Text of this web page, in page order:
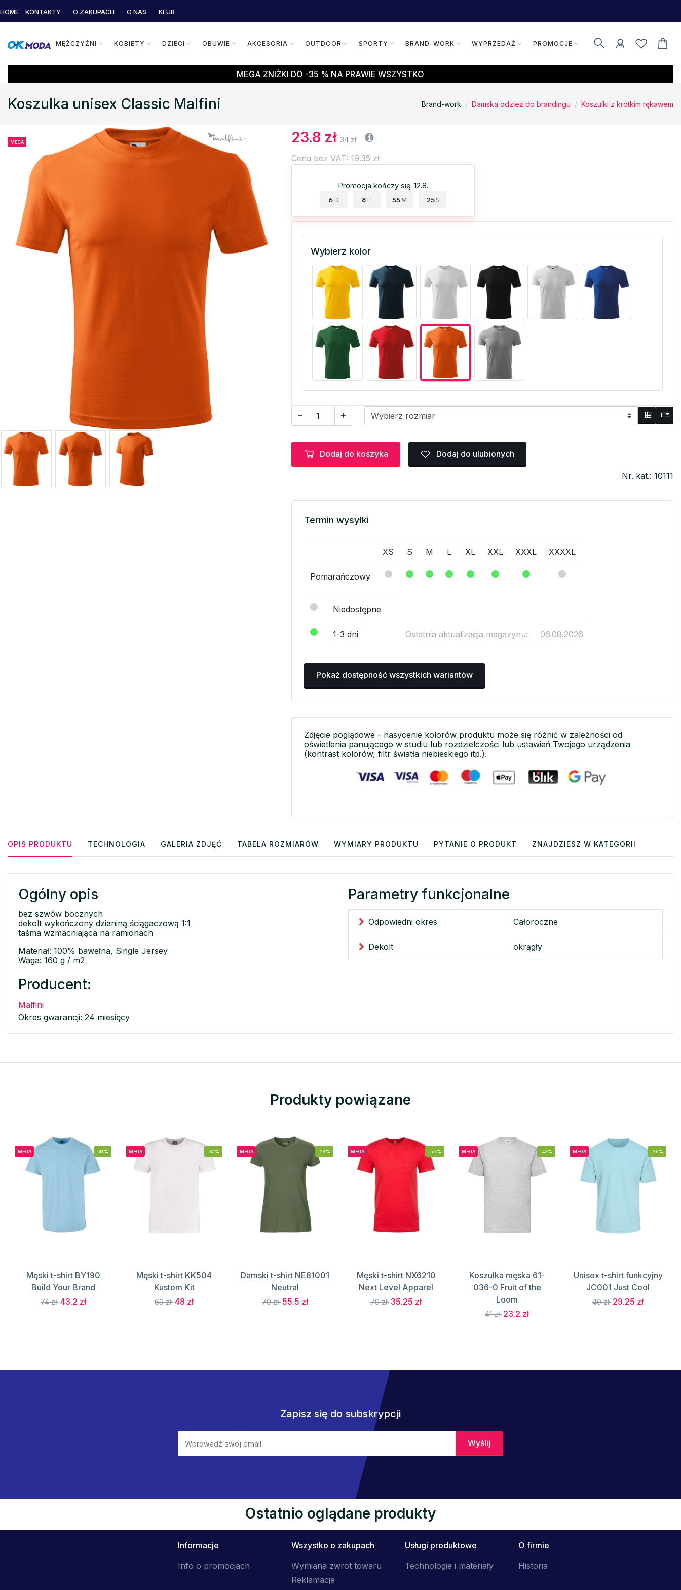
HOME KONTAKTY O ZAKUPACH O NAS KLUB
MĘŻCZYŹNI KOBIETY DZIECI OBUWIE AKCESORIA OUTDOOR SPORTY BRAND-WORK WYPRZEDAŻ PROMOCJE
MEGA ZNIŻKI DO -35 % NA PRAWIE WSZYSTKO
Koszulka unisex Classic Malfini Brand-work Damska odzież do brandingu Koszulki z krótkim rękawem
MEGA 23.8 zł 34 zł
Cena bez VAT: 19.35 zł
Promocja kończy się: 12.8.
6 D 8 H 55 M 24 S
Wybierz kolor
Dodaj do koszyka Dodaj do ulubionych
Nr. kat.: 10111
Termin wysyłki
XS S M L XL XXL XXXL XXXXL
Pomarańczowy
Niedostępne
1-3 dni Ostatnia aktualizacja magazynu: 06.08.2026
Pokaż dostępność wszystkich wariantów
Zdjęcie poglądowe - nasycenie kolorów produktu może się różnić w zależności od
oświetlenia panującego w studiu lub rozdzielczości lub ustawień Twojego urządzenia
(kontrast kolorów, filtr światła niebieskiego itp.).
OPIS PRODUKTU TECHNOLOGIA GALERIA ZDJĘĆ TABELA ROZMIARÓW WYMIARY PRODUKTU PYTANIE O PRODUKT ZNAJDZIESZ W KATEGORII
Ogólny opis
bez szwów bocznych
dekolt wykończony dzianiną ściągaczową 1:1
taśma wzmacniająca na ramionach
Materiał: 100% bawełna, Single Jersey
Waga: 160 g / m2
Producent:
Malfini
Okres gwarancji: 24 miesięcy
Parametry funkcjonalne
Odpowiedni okres Całoroczne
Dekolt okrągły
Produkty powiązane
MEGA -41%
Męski t-shirt BY190
Build Your Brand
74 zł 43.2 zł
MEGA -30%
Męski t-shirt KK504
Kustom Kit
69 zł48 zł
MEGA -29%
Damski t-shirt NE81001
Neutral
79 zł 55.5 zł
MEGA -55%
Męski t-shirt NX6210
Next Level Apparel
79 zł 35.25 zł
MEGA -43%
Koszulka męska 61-
036-0 Fruit of the
Loom
41 zł 23.2 zł
MEGA -26%
Unisex t-shirt funkcyjny
JC001 Just Cool
40 zł 29.25 zł
Zapisz się do subskrypcji
Ostatnio oglądane produkty
Informacje
Info o promocjach
Wszystko o zakupach
Wymiana zwrot towaru
Reklamacje
Usługi produktowe
Technologie i materiały
O firmie
Historia